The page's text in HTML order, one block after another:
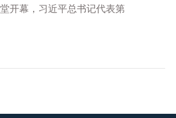
开幕，习近平总书记代表第
、员工代表第一时间以多种
议精神，畅谈体会，反响热